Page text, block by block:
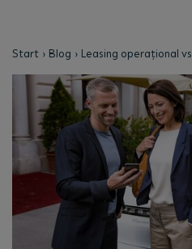
Start Blog Leasing operațional